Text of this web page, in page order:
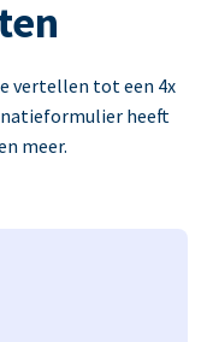
vertellen tot een 4x
heeft
meer.